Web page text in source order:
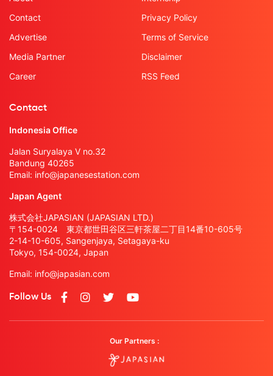
Contact
Advertise
Media Partner
Career
Privacy Policy
Terms of Service
Disclaimer
RSS Feed
Contact
Indonesia Office
Jalan Suryalaya V no.32
Bandung 40265
Email: info@japanesestation.com
Japan Agent
株式会社JAPASIAN (JAPASIAN LTD.)
〒154-0024 東京都世田谷区三軒茶屋二丁目14番10-605号
2-14-10-605, Sangenjaya, Setagaya-ku
Tokyo, 154-0024, Japan
Email: info@japasian.com
Follow Us
Our Partners :